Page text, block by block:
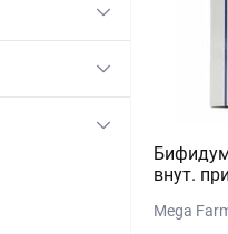
внут.
Mega